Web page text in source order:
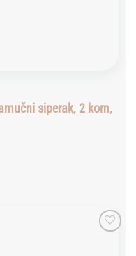
siperak, 2 kom,